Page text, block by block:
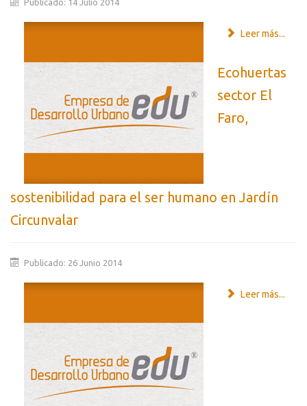
Publicado: 14 Julio 2014
Leer más...
Ecohuertas
sector El
Faro,
sostenibilidad para el ser humano en Jardín
Circunvalar
Publicado: 26 Junio 2014
Leer más...